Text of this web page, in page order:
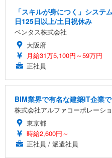
「スキルが身につく」シス
日125日以上/土日祝休み
ベンタス株式会社
大阪府
月給31万5,100円～59万円
正社員
BIM業界で有名な建築IT企業
株式会社アルファコーポレーシ
東京都
時給2,600円～
正社員 / 派遣社員